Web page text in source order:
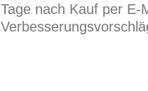
Tage nach Kauf per E-